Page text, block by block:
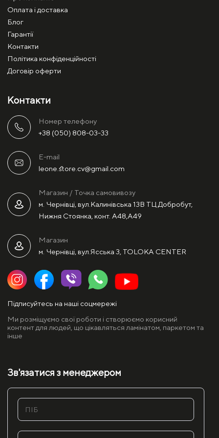
Оплата і доставка
Блог
Гарантії
Контакти
Політика конфіденційності
Договір оферти
Контакти
Номер телефону
+38 (050) 808-03-33
E-mail
leone.store.cv@gmail.com
Магазин / Точка самовивозу
м. Чернівці, вул.Калинівська 13В ТЦ Добробут,
Нижня Стоянка, конт. А48,А49
Магазин
м. Чернівці, вул.Ясська 3, TOLOKA CENTER
Підписуйтесь на наші соцмережі
Ми розміщуємо свої роботи і створюємо корисний
контент для людей, що цікавляться ламінатом, паркетом та
інше
Зв'язатися з менеджером